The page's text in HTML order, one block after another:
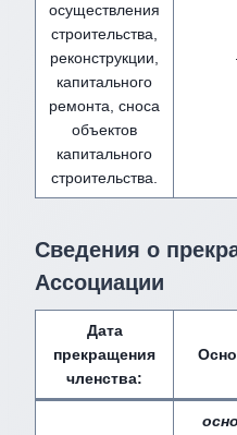
осуществления
строительства,
реконструкции,
капитального
ремонта, сноса
объектов
капитального
строительства.
Сведения о
Ассоциации
Дата
прекращения
членства: